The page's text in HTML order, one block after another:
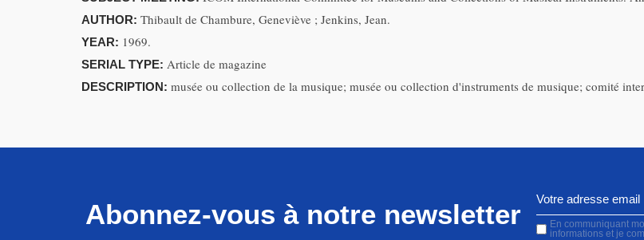
AUTHOR: Thibault de Chambure, Geneviève ; Jenkins, Jean.
YEAR: 1969.
SERIAL TYPE: Article de magazine
DESCRIPTION: musée ou collection de la musique; musée ou collection d'instruments de musique; comité
Abonnez-vous à notre newsletter
En communiquant
informations et je